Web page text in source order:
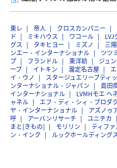
東レ 帝人 クロスカンパニー
ド
ミキハウス ワコール LVJ
グス
タキヒヨー ミズノ 三
ンエー・インターナショナル
ツツ
プ
フランドル 東洋紡 ジュ
ープ
イトキン 瀧定名古屋
イ・ウノ
スタージュエリーブティ
ンターナショナル・ジャパン
島田
インターナショナル
LVMHモエ ヘ
ャネル
エフ・ディ・シィ・プロダ
ヤ・インターナショナル
アズノゥ
呼
アーバンリサーチ ユニチカ
まと[きもの]
モリリン
ティフ
ン・インク
ルックホールディング